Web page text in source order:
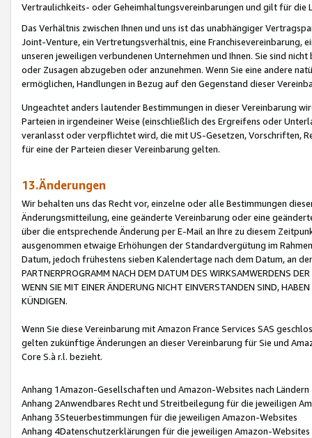
Vertraulichkeits- oder Geheimhaltungsvereinbarungen und gilt für die
Das Verhältnis zwischen Ihnen und uns ist das unabhängiger
Joint-Venture, ein Vertretungsverhältnis, eine Franchisevereinbarung,
unseren jeweiligen verbundenen Unternehmen und Ihnen. Sie sind
oder Zusagen abzugeben oder anzunehmen. Wenn Sie eine andere
ermöglichen, Handlungen in Bezug auf den Gegenstand dieser
Ungeachtet anders lautender Bestimmungen in dieser Vereinbarung
Parteien in irgendeiner Weise (einschließlich des Ergreifens oder
veranlasst oder verpflichtet wird, die mit US-Gesetzen, Vorschriften,
für eine der Parteien dieser Vereinbarung gelten.
13.Änderungen
Wir behalten uns das Recht vor, einzelne oder alle Bestimmungen
Änderungsmitteilung, eine geänderte Vereinbarung oder eine
über die entsprechende Änderung per E-Mail an Ihre zu diesem
ausgenommen etwaige Erhöhungen der Standardvergütung im
Datum, jedoch frühestens sieben Kalendertage nach dem Datum, an
PARTNERPROGRAMM NACH DEM DATUM DES WIRKSAMWERDENS
WENN SIE MIT EINER ÄNDERUNG NICHT EINVERSTANDEN SIND,
KÜNDIGEN.
Wenn Sie diese Vereinbarung mit Amazon France Services SAS
gelten zukünftige Änderungen an dieser Vereinbarung für Sie und
Core S.à r.l. bezieht.
Anhang 1Amazon-Gesellschaften und Amazon-Websites nach Ländern
Anhang 2Anwendbares Recht und Streitbeilegung für die jeweiligen
Anhang 3Steuerbestimmungen für die jeweiligen Amazon-Websites
Anhang 4Datenschutzerklärungen für die jeweiligen Amazon-Websites